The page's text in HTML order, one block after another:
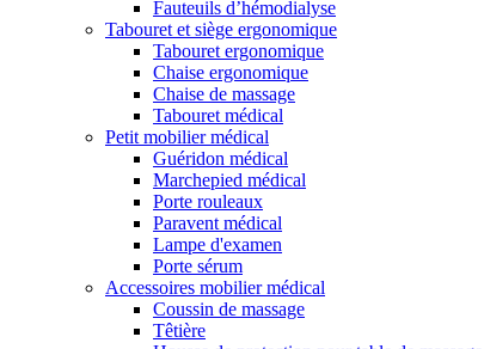
Fauteuils d’hémodialyse
Tabouret et siège ergonomique
Tabouret ergonomique
Chaise ergonomique
Chaise de massage
Tabouret médical
Petit mobilier médical
Guéridon médical
Marchepied médical
Porte rouleaux
Paravent médical
Lampe d'examen
Porte sérum
Accessoires mobilier médical
Coussin de massage
Têtière